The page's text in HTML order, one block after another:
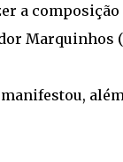
a
Marquinhos